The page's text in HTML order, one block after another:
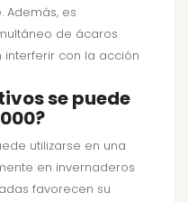
es
de ácaros
con la acción
se puede
utilizarse en una
en invernaderos
favorecen su